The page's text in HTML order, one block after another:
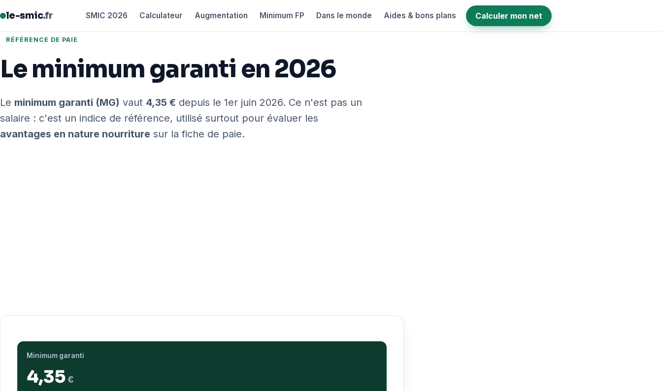
le-smic.fr SMIC 2026 Calculateur Augmentation Minimum FP Dans le monde Aides & bons plans Calculer mon net
RÉFÉRENCE DE PAIE
Le minimum garanti en 2026
Le minimum garanti (MG) vaut 4,35 € depuis le 1er juin 2026. Ce n'est pas un
salaire : c'est un indice de référence, utilisé surtout pour évaluer les
avantages en nature nourriture sur la fiche de paie.
Minimum garanti
4,35€